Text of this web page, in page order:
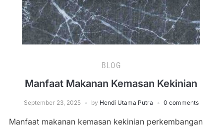
BLOG
Manfaat Makanan Kemasan Kekinian
September 23, 2025 by Hendi Utama Putra 0 comments
Manfaat makanan kemasan kekinian perkembangan